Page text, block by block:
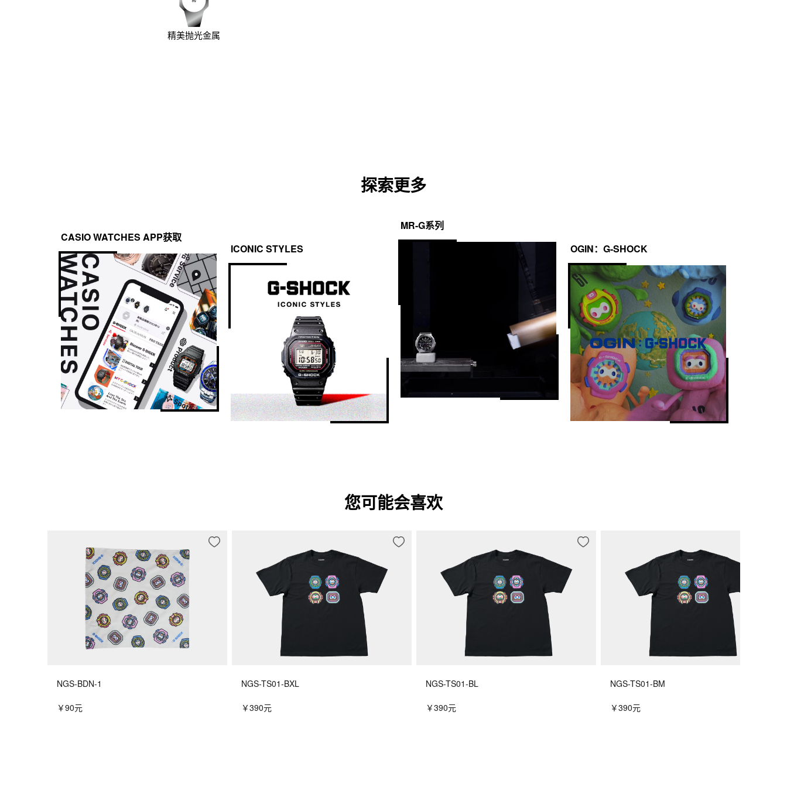
精美抛光金属
探索更多
CASIO WATCHES APP获取
ICONIC STYLES
MR-G系列
OGIN：G-SHOCK
您可能会喜欢
NGS-BDN-1
￥90元
NGS-TS01-BXL
￥390元
NGS-TS01-BL
￥390元
NGS-TS01-BM
￥390元